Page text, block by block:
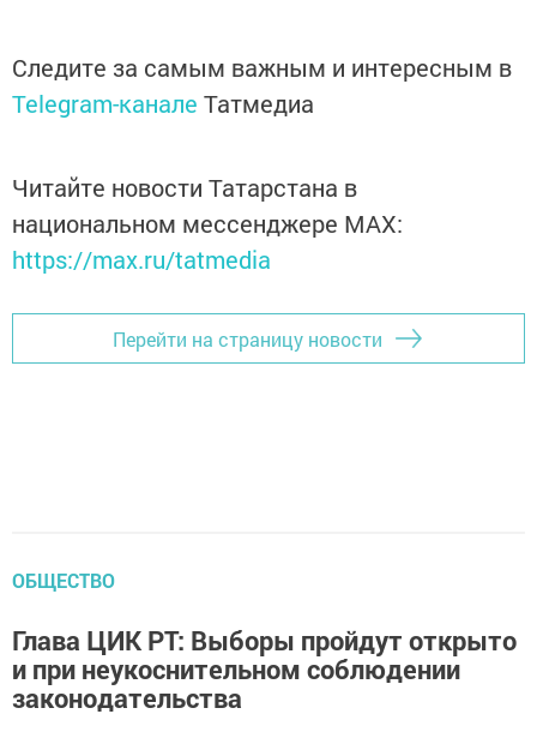
Следите за самым важным и интересным в
Telegram-канале Татмедиа
Читайте новости Татарстана в
национальном мессенджере MАХ:
https://max.ru/tatmedia
Перейти на страницу новости
ОБЩЕСТВО
Глава ЦИК РТ: Выборы пройдут открыто
и при неукоснительном соблюдении
законодательства